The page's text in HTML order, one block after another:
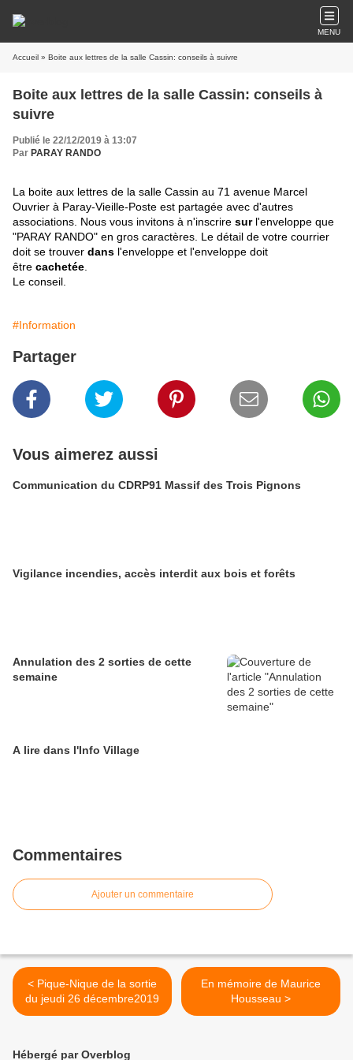
MENU
Accueil » Boite aux lettres de la salle Cassin: conseils à suivre
Boite aux lettres de la salle Cassin: conseils à
suivre
Publié le 22/12/2019 à 13:07
Par PARAY RANDO
La boite aux lettres de la salle Cassin au 71 avenue Marcel
Ouvrier à Paray-Vieille-Poste est partagée avec d'autres
associations. Nous vous invitons à n'inscrire surl'enveloppe que
"PARAY RANDO" en gros caractères. Le détail de votre courrier
doit se trouver dans l'enveloppe et l'enveloppe doit
être cachetée
Le conseil.
#Information
Partager
Vous aimerez aussi
Communication du CDRP91 Massif des Trois Pignons
Vigilance incendies, accès interdit aux bois et forêts
Annulation des 2 sorties de cette
semaine
A lire dans l'Info Village
Commentaires
Ajouter un commentaire
< Pique-Nique de la sortie
du jeudi 26 décembre2019
En mémoire de Maurice
Housseau >
Hébergé par Overblog